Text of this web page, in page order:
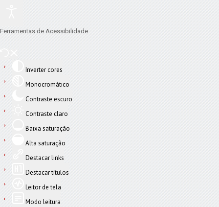
Ferramentas de Acessibilidade
Inverter cores
Monocromático
Contraste escuro
Contraste claro
Baixa saturação
Alta saturação
Destacar links
Destacar títulos
Leitor de tela
Modo leitura